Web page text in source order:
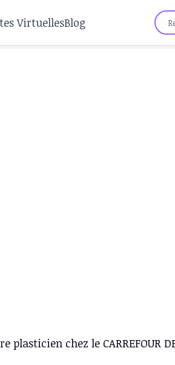
VirtuellesBlog
chez le CARREFOUR DES